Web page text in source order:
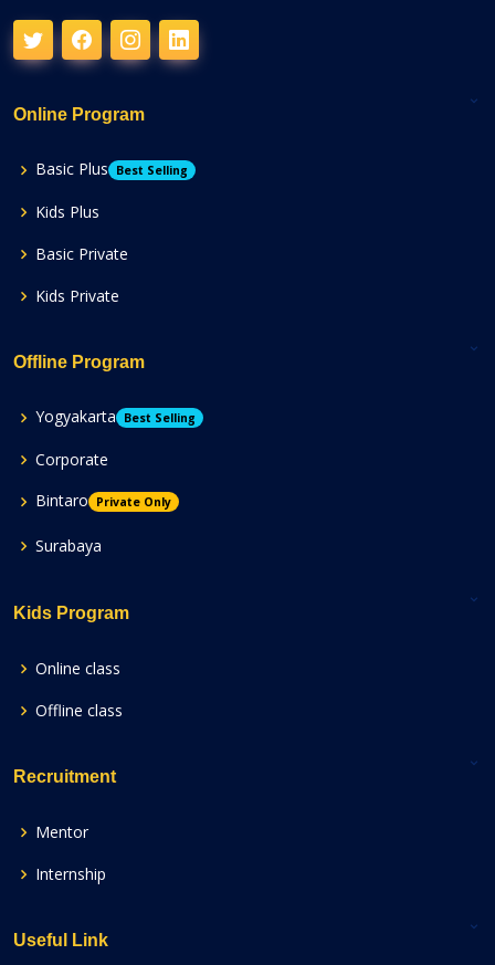
Online Program
Basic Plus Best Selling
Kids Plus
Basic Private
Kids Private
Offline Program
Yogyakarta Best Selling
Corporate
Bintaro
Private Only
Surabaya
Kids Program
Online class
Offline class
Recruitment
Mentor
Internship
Useful Link